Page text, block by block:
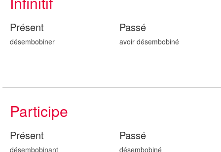
Présent
désembobiner
Passé
avoir désembobiné
Participe
Présent
désembobinant
Passé
désembobiné